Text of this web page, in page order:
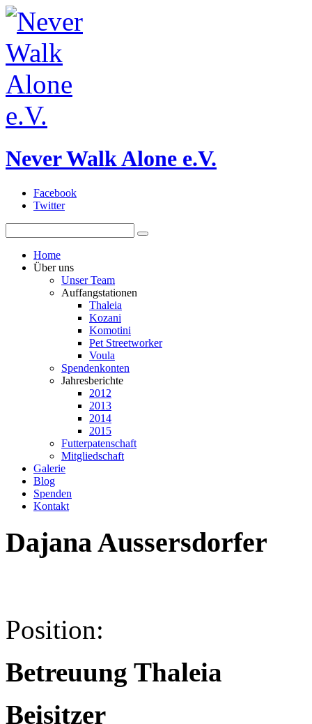
Never Walk Alone e.V.
Facebook
Twitter
Home
Über uns
Unser Team
Auffangstationen
Thaleia
Kozani
Komotini
Pet Streetworker
Voula
Spendenkonten
Jahresberichte
2012
2013
2014
2015
Futterpatenschaft
Mitgliedschaft
Galerie
Blog
Spenden
Kontakt
DajanaAussersdorfer
Position:
Betreuung Thaleia
Beisitzer